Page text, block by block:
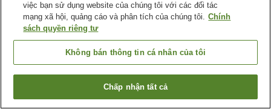
Giao Hàng Tận Nhà
Dịch Vụ Gọi Đánh Thức
Máy bán hàng tự động
Nhật Bản Thành phố Tokyo
Quận Toshima
Hotel Suntargas Otsuka
Tìm phòng trống
việc bạn sử dụng website của chúng tôi với các đối tác
mạng xã hội, quảng cáo và phân tích của chúng tôi. Chính
sách quyền riêng tư
Không bán thông tin cá nhân của tôi
Chấp nhận tất cả